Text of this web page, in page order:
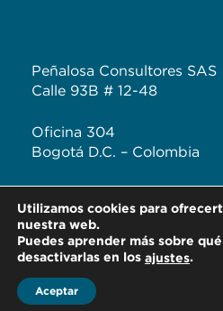
Peñalosa Consultores SAS
Calle 93B # 12-48
Oficina 304
Bogotá D.C. – Colombia
F: +57 313 444 3232
Utilizamos cookies para
nuestra web.
Puedes aprender más sobre
desactivarlas en los ajustes.
Aceptar